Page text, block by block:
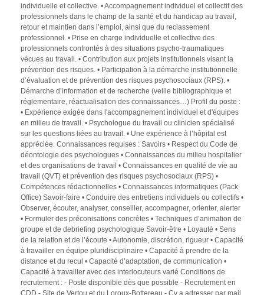
individuelle et collective. • Accompagnement individuel et collectif des
professionnels dans le champ de la santé et du handicap au travail,
retour et maintien dans l’emploi, ainsi que du reclassement
professionnel. • Prise en charge individuelle et collective des
professionnels confrontés à des situations psycho-traumatiques
vécues au travail. • Contribution aux projets institutionnels visant la
prévention des risques. • Participation à la démarche institutionnelle
d’évaluation et de prévention des risques psychosociaux (RPS). •
Démarche d’information et de recherche (veille bibliographique et
réglementaire, réactualisation des connaissances…) Profil du poste :
• Expérience exigée dans l'accompagnement individuel et d'équipes
en milieu de travail. • Psychologue du travail ou clinicien spécialisé
sur les questions liées au travail. • Une expérience à l’hôpital est
appréciée. Connaissances requises : Savoirs • Respect du Code de
déontologie des psychologues • Connaissances du milieu hospitalier
et des organisations de travail • Connaissances en qualité de vie au
travail (QVT) et prévention des risques psychosociaux (RPS) •
Compétences rédactionnelles • Connaissances informatiques (Pack
Office) Savoir-faire • Conduire des entretiens individuels ou collectifs •
Observer, écouter, analyser, conseiller, accompagner, orienter, alerter
• Formuler des préconisations concrètes • Techniques d’animation de
groupe et de debriefing psychologique Savoir-être • Loyauté • Sens
de la relation et de l’écoute • Autonomie, discrétion, rigueur • Capacité
à travailler en équipe pluridisciplinaire • Capacité à prendre de la
distance et du recul • Capacité d’adaptation, de communication •
Capacité à travailler avec des interlocuteurs varié Conditions de
recrutement : - Poste disponible dès que possible - Recrutement en
CDD - Site de Vertou et du Loroux-Bottereau - Cv a adresser par mail